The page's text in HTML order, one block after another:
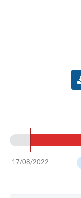
Audiências Públicas
Ouvidoria
17/08/2022